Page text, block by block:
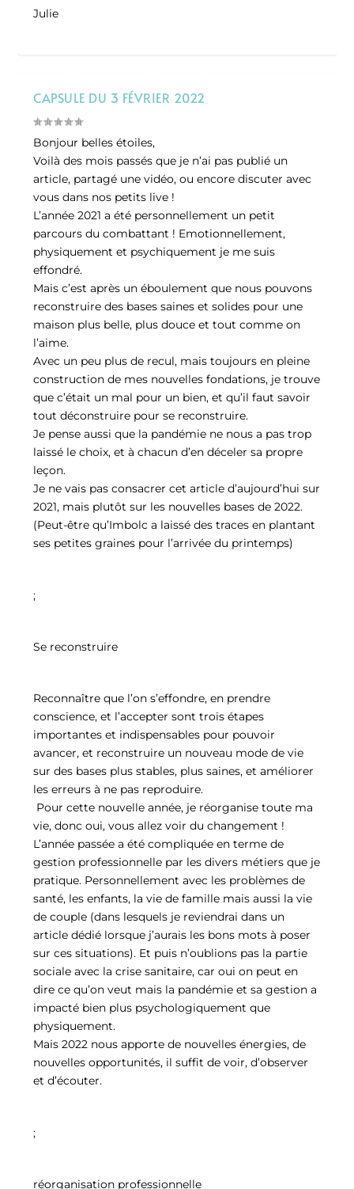
Julie
CAPSULE DU 3 FÉVRIER 2022
Bonjour belles étoiles,
Voilà des mois passés que je n’ai pas publié un
article, partagé une vidéo, ou encore discuter avec
vous dans nos petits live !
L’année 2021 a été personnellement un petit
parcours du combattant ! Emotionnellement,
physiquement et psychiquement je me suis
effondré.
Mais c’est après un éboulement que nous pouvons
reconstruire des bases saines et solides pour une
maison plus belle, plus douce et tout comme on
l’aime.
Avec un peu plus de recul, mais toujours en pleine
construction de mes nouvelles fondations, je trouve
que c’était un mal pour un bien, et qu’il faut savoir
tout déconstruire pour se reconstruire.
Je pense aussi que la pandémie ne nous a pas trop
laissé le choix, et à chacun d’en déceler sa propre
leçon.
Je ne vais pas consacrer cet article d’aujourd’hui sur
2021, mais plutôt sur les nouvelles bases de 2022.
(Peut-être qu’Imbolc a laissé des traces en plantant
ses petites graines pour l’arrivée du printemps)
;
Se reconstruire
Reconnaître que l’on s’effondre, en prendre
conscience, et l’accepter sont trois étapes
importantes et indispensables pour pouvoir
avancer, et reconstruire un nouveau mode de vie
sur des bases plus stables, plus saines, et améliorer
les erreurs à ne pas reproduire.
Pour cette nouvelle année, je réorganise toute ma
vie, donc oui, vous allez voir du changement !
L’année passée a été compliquée en terme de
gestion professionnelle par les divers métiers que je
pratique. Personnellement avec les problèmes de
santé, les enfants, la vie de famille mais aussi la vie
de couple (dans lesquels je reviendrai dans un
article dédié lorsque j’aurais les bons mots à poser
sur ces situations). Et puis n’oublions pas la partie
sociale avec la crise sanitaire, car oui on peut en
dire ce qu’on veut mais la pandémie et sa gestion a
impacté bien plus psychologiquement que
physiquement.
Mais 2022 nous apporte de nouvelles énergies, de
nouvelles opportunités, il suffit de voir, d’observer
et d’écouter.
;
réorganisation professionnelle